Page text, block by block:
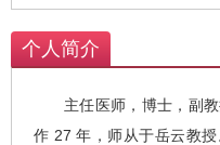
个人简介
主任医师，博士，副
作 27 年，师从于岳云教